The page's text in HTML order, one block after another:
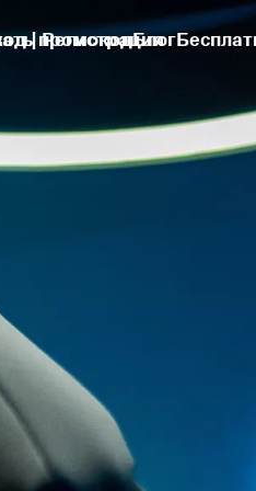
промокодБлог
| Регистрация